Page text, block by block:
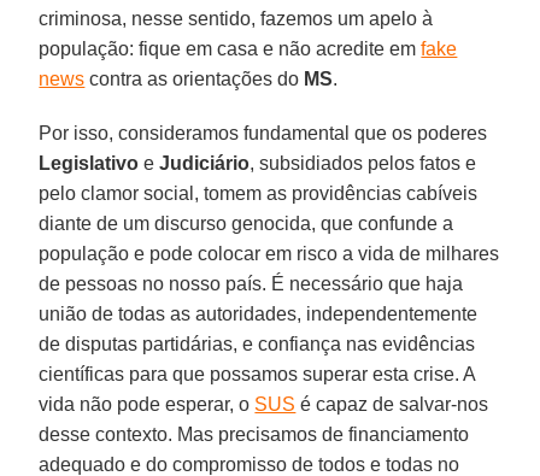
criminosa, nesse sentido, fazemos um apelo à
população: fique em casa e não acredite emfake
news contra as orientações do MS.
Por isso, consideramos fundamental que os poderes
Legislativo eJudiciário, subsidiados pelos fatos e
pelo clamor social, tomem as providências cabíveis
diante de um discurso genocida, que confunde a
população e pode colocar em risco a vida de milhares
de pessoas no nosso país. É necessário que haja
união de todas as autoridades, independentemente
de disputas partidárias, e confiança nas evidências
científicas para que possamos superar esta crise. A
vida não pode esperar, o SUS é capaz de salvar-nos
desse contexto. Mas precisamos de financiamento
adequado e do compromisso de todos e todas no